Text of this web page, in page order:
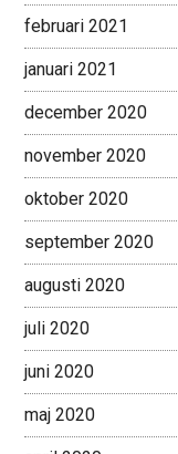
februari 2021
januari 2021
december 2020
november 2020
oktober 2020
september 2020
augusti 2020
juli 2020
juni 2020
maj 2020